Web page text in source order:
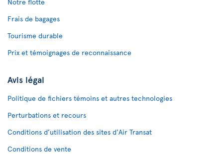
Frais de bagages
Tourisme durable
Prix et témoignages de reconnaissance
Avis légal
Politique de fichiers témoins et autres technologies
Perturbations et recours
Conditions d’utilisation des sites d'Air Transat
Conditions de vente